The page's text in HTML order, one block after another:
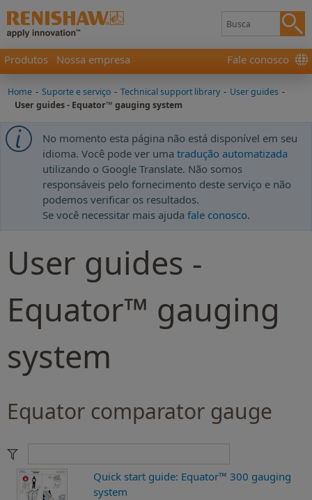
Produtos Nossa empresa Fale conosco
Home - Suporte e serviço - Technical support library - User guides -
User guides - Equator™ gauging system
No momento esta página não está disponível em seu
idioma. Você pode ver uma tradução automatizada
utilizando o Google Translate. Não somos
responsáveis pelo fornecimento deste serviço e não
podemos verificar os resultados.
Se você necessitar mais ajuda fale conosco.
User guides -
Equator™ gauging
system
Equator comparator gauge
Quick start guide: Equator™ 300 gauging
system